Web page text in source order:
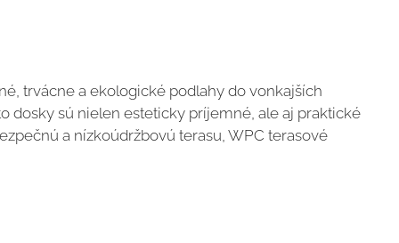
trvácne a ekologické podlahy do vonkajších
dosky sú nielen esteticky príjemné, ale aj praktické
a nízkoúdržbovú terasu, WPC terasové